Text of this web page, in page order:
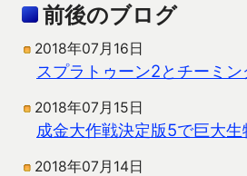
前後のブログ
2018年07月16日
スプラトゥーン2とチーミン
2018年07月15日
成金大作戦決定版5で巨大
2018年07月14日